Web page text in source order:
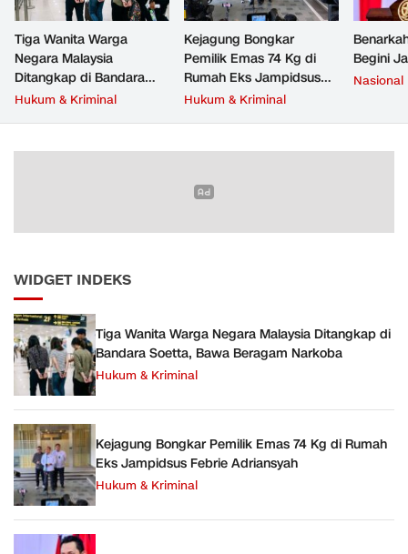
Tiga Wanita Warga
Negara Malaysia
Ditangkap di Bandara
Soetta, Bawa Beragam
Hukum & Kriminal
Kejagung Bongkar
Pemilik Emas 74 Kg di
Rumah Eks Jampidsus
Febrie Adriansyah
Hukum & Kriminal
Begini
Nasional
WIDGET INDEKS
Tiga Wanita Warga Negara Malaysia Ditangkap di
Bandara Soetta, Bawa Beragam Narkoba
Hukum & Kriminal
Kejagung Bongkar Pemilik Emas 74 Kg di Rumah
Eks Jampidsus Febrie Adriansyah
Hukum & Kriminal